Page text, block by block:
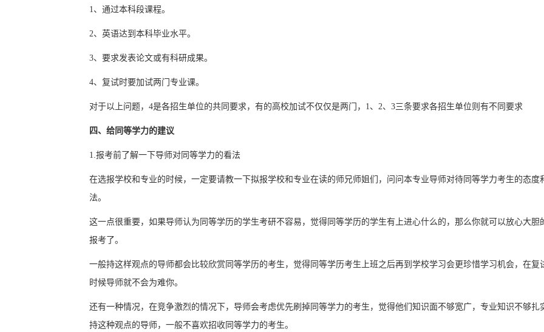
1、通过本科段课程。
2、英语达到本科毕业水平。
3、要求发表论文或有科研成果。
4、复试时要加试两门专业课。
对于以上问题，4是各招生单位的共同要求，有的高校加试不仅仅是两门，1、2、3三条要求各招生单位则有不同要求
四、给同等学力的建议
1.报考前了解一下导师对同等学力的看法
在选报学校和专业的时候，一定要请教一下拟报学校和专业在读的师兄师姐们，问问本专业导师对待同等学力考生的态度
法。
这一点很重要，如果导师认为同等学历的学生考研不容易，觉得同等学历的学生有上进心什么的，那么你就可以放心大胆
报考了。
一般持这样观点的导师都会比较欣赏同等学历的考生，觉得同等学历考生上班之后再到学校学习会更珍惜学习机会，在复
时候导师就不会为难你。
还有一种情况，在竞争激烈的情况下，导师会考虑优先刷掉同等学力的考生，觉得他们知识面不够宽广，专业知识不够扎
持这种观点的导师，一般不喜欢招收同等学力的考生。